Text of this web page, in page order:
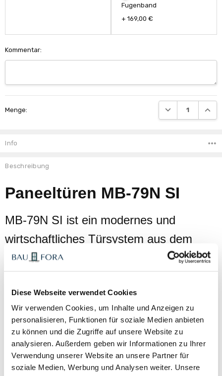
Diese Webseite verwendet Cookies
Wir verwenden Cookies, um Inhalte und Anzeigen zu
personalisieren, Funktionen für soziale Medien anbieten
zu können und die Zugriffe auf unsere Website zu
analysieren. Außerdem geben wir Informationen zu Ihrer
Verwendung unserer Website an unsere Partner für
soziale Medien, Werbung und Analysen weiter. Unsere
Fugenband
+ 169,00 €
Kommentar:
Lagerbestand:
Menge: MENGE VON
Info
Beschreibung
Paneeltüren MB-79N SI
MB-79N SI ist ein modernes und
wirtschaftliches Türsystem aus dem
Sortiment von
, das hohe
Design verbindet.